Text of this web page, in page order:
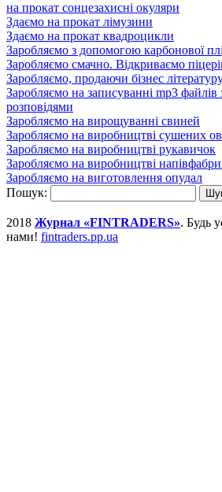
на прокат сонцезахисні окуляри
Здаємо на прокат лімузини
Здаємо на прокат квадроцикли
Заробляємо з допомогою карбонової
Заробляємо смачно. Відкриваємо
Заробляємо, продаючи бізнес
Заробляємо на записуванні mp3 файлів
розповідями
Заробляємо на вирощуванні свиней
Заробляємо на виробництві сушених
Заробляємо на виробництві рукавичок
Заробляємо на виробництві
Заробляємо на виготовлення опудал
Пошук:
2018 Журнал «FINTRADERS». Будь
нами! fintraders.pp.ua